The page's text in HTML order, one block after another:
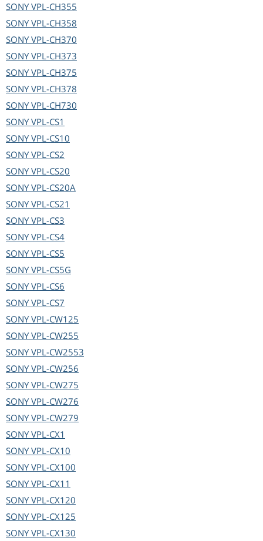
SONYVPL-CH355
SONYVPL-CH358
SONYVPL-CH370
SONYVPL-CH373
SONYVPL-CH375
SONYVPL-CH378
SONYVPL-CH730
SONYVPL-CS1
SONYVPL-CS10
SONYVPL-CS2
SONYVPL-CS20
SONYVPL-CS20A
SONYVPL-CS21
SONYVPL-CS3
SONYVPL-CS4
SONYVPL-CS5
SONYVPL-CS5G
SONYVPL-CS6
SONYVPL-CS7
SONYVPL-CW125
SONYVPL-CW255
SONYVPL-CW2553
SONYVPL-CW256
SONYVPL-CW275
SONYVPL-CW276
SONYVPL-CW279
SONYVPL-CX1
SONYVPL-CX10
SONYVPL-CX100
SONYVPL-CX11
SONYVPL-CX120
SONYVPL-CX125
SONYVPL-CX130